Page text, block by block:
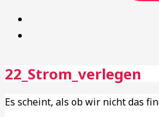
22_Strom_verlegen
Es scheint, als ob wir nicht das